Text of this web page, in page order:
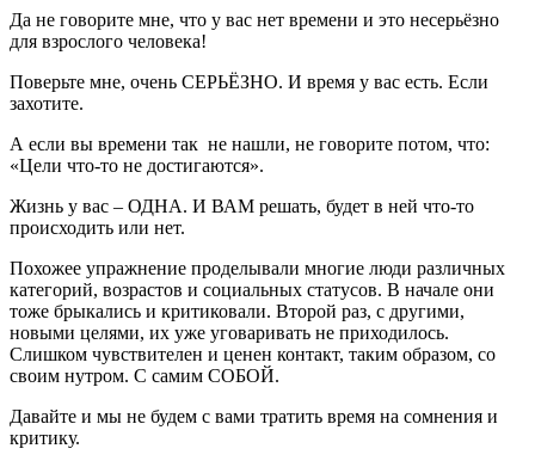
Да не говорите мне, что у вас нет времени и это несерьёзно
для взрослого человека!
Поверьте мне, очень СЕРЬЁЗНО. И время у вас есть. Если
захотите.
А если вы времени так не нашли, не говорите потом, что:
«Цели что-то не достигаются».
Жизнь у вас – ОДНА. И ВАМ решать, будет в ней что-то
происходить или нет.
Похожее упражнение проделывали многие люди различных
категорий, возрастов и социальных статусов. В начале они
тоже брыкались и критиковали. Второй раз, с другими,
новыми целями, их уже уговаривать не приходилось.
Слишком чувствителен и ценен контакт, таким образом, со
своим нутром. С самим СОБОЙ.
Давайте и мы не будем с вами тратить время на сомнения и
критику.